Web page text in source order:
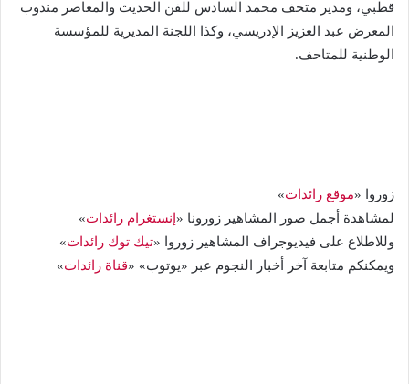
قطبي، ومدير متحف محمد السادس للفن الحديث والمعاصر مندوب
المعرض عبد العزيز الإدريسي، وكذا اللجنة المديرية للمؤسسة
الوطنية للمتاحف.
زوروا «موقع رائدات»
لمشاهدة أجمل صور المشاهير زورونا « إنستغرام رائدات»
وللاطلاع على فيديوجراف المشاهير زوروا «تيك توك رائدات»
ويمكنكم متابعة آخر أخبار النجوم عبر «يوتوب» «قناة رائدات»